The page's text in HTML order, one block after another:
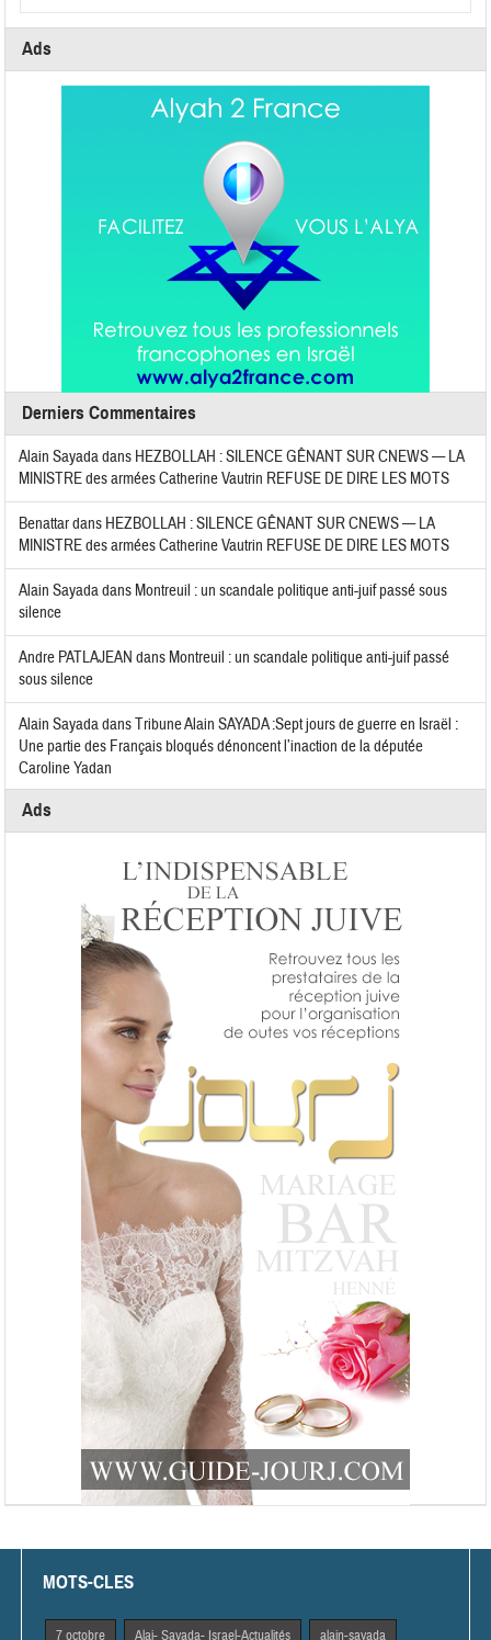
Ads
Derniers Commentaires
Alain Sayadadans HEZBOLLAH : SILENCE GÊNANT SUR CNEWS — LA
MINISTRE des armées Catherine Vautrin REFUSE DE DIRE LES MOTS
Benattardans HEZBOLLAH : SILENCE GÊNANT SUR CNEWS — LA
MINISTRE des armées Catherine Vautrin REFUSE DE DIRE LES MOTS
Alain Sayadadans Montreuil : un scandale politique anti-juif passé sous
silence
Andre PATLAJEAN dans Montreuil : un scandale politique anti-juif passé
sous silence
Alain SayadadansTribune Alain SAYADA :Sept jours de guerre en Israël :
Une partie des Français bloqués dénoncent l’inaction de la députée
Caroline Yadan
Ads
MOTS-CLES
7 octobre Alai- Sayada- Israel-Actualités alain-sayada